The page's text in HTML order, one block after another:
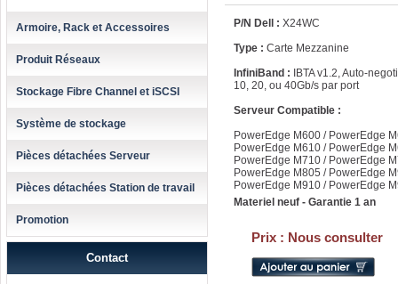
Armoire, Rack et Accessoires
Produit Réseaux
Stockage Fibre Channel et iSCSI
Système de stockage
Pièces détachées Serveur
Pièces détachées Station de travail
Promotion
Contact
P/N Dell : X24WC
Type : Carte Mezzanine
InfiniBand : IBTA v1.2, Auto-
10, 20, ou 40Gb/s par port
Serveur Compatible :
PowerEdge M600 / PowerEdge
PowerEdge M610 / PowerEdge
PowerEdge M710 / PowerEdge
PowerEdge M805 / PowerEdge
PowerEdge M910 / PowerEdge
Materiel neuf - Garantie 1 an
Prix : Nous consulter